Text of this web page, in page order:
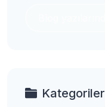
Kategoriler